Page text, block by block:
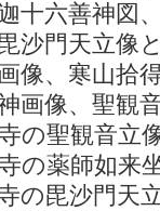
十六善神図
沙門天立像
像、寒山拾
画像、聖観
の聖観音立
の薬師如来
の毘沙門天